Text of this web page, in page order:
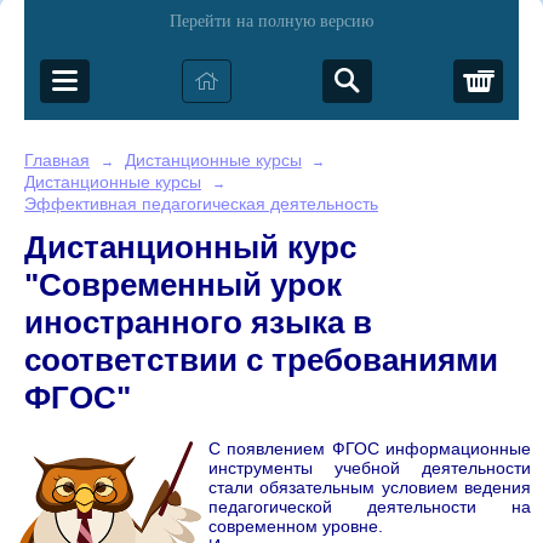
Перейти на полную версию
Главная → Дистанционные курсы →
Дистанционные курсы →
Эффективная педагогическая деятельность
Дистанционный курс
"Современный урок
иностранного языка в
соответствии с требованиями
ФГОС"
С появлением ФГОС информационные
инструменты учебной деятельности
стали обязательным условием ведения
педагогической деятельности на
современном уровне.